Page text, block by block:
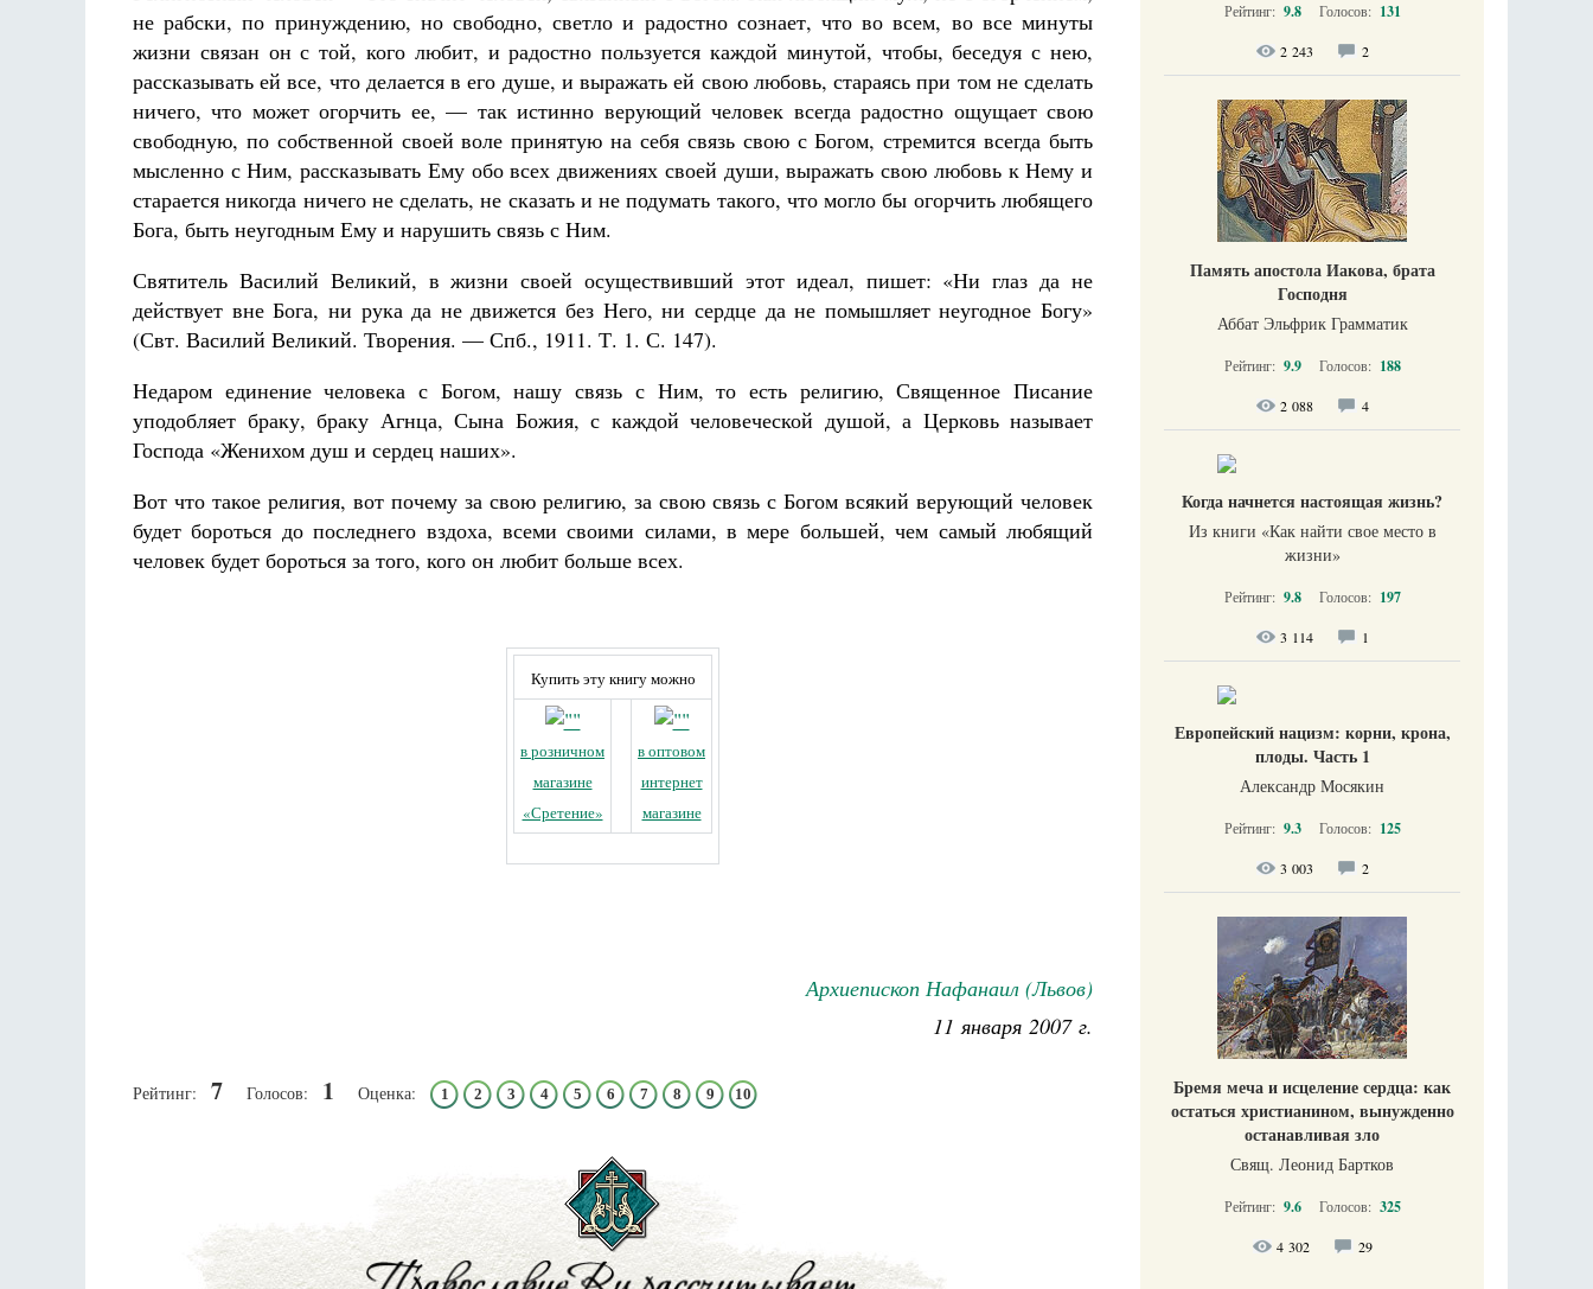
не рабски, по принуждению, но свободно, светло и радостно сознает, что во всем, во все минуты
жизни связан он с той, кого любит, и радостно пользуется каждой минутой, чтобы, беседуя с нею,
рассказывать ей все, что делается в его душе, и выражать ей свою любовь, стараясь при том не сделать
ничего, что может огорчить ее, — так истинно верующий человек всегда радостно ощущает свою
свободную, по собственной своей воле принятую на себя связь свою с Богом, стремится всегда быть
мысленно с Ним, рассказывать Ему обо всех движениях своей души, выражать свою любовь к Нему и
старается никогда ничего не сделать, не сказать и не подумать такого, что могло бы огорчить любящего
Бога, быть неугодным Ему и нарушить связь с Ним.
Святитель Василий Великий, в жизни своей осуществивший этот идеал, пишет: «Ни глаз да не
действует вне Бога, ни рука да не движется без Него, ни сердце да не помышляет неугодное Богу»
(Свт. Василий Великий. Творения. — Спб., 1911. Т. 1. С. 147).
Недаром единение человека с Богом, нашу связь с Ним, то есть религию, Священное Писание
уподобляет браку, браку Агнца, Сына Божия, с каждой человеческой душой, а Церковь называет
Господа «Женихом душ и сердец наших».
Вот что такое религия, вот почему за свою религию, за свою связь с Богом всякий верующий человек
будет бороться до последнего вздоха, всеми своими силами, в мере большей, чем самый любящий
человек будет бороться за того, кого он любит больше всех.
Купить эту книгу можно
в розничном
магазине
«Сретение»
в оптовом
интернет
магазине
Архиепископ Нафанаил (Львов)
11 января 2007 г.
Рейтинг: 7 Голосов: 1 Оценка: 1 2 3 4 5 6 7 8 9 10
Рейтинг: 9.8 Голосов: 131
2 243 2
Память апостола Иакова, брата
Господня
Аббат Эльфрик Грамматик
Рейтинг: 9.9 Голосов: 188
2 088 4
Когда начнется настоящая жизнь?
Из книги «Как найти свое место в
жизни​»
Рейтинг: 9.8 Голосов: 197
3 114 1
Европейский нацизм: корни, крона,
плоды. Часть 1
Александр Мосякин
Рейтинг: 9.3 Голосов: 125
3 003 2
Бремя меча и исцеление сердца: как
остаться христианином, вынужденно
останавливая зло
Свящ. Леонид Бартков
Рейтинг: 9.6 Голосов: 325
4 302 29